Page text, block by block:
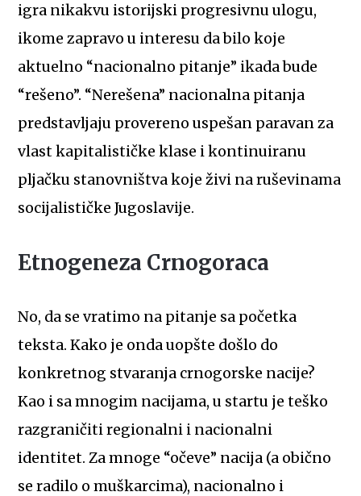
igra nikakvu istorijski progresivnu ulogu,
ikome zapravo u interesu da bilo koje
aktuelno “nacionalno pitanje” ikada bude
“rešeno”. “Nerešena” nacionalna pitanja
predstavljaju provereno uspešan paravan za
vlast kapitalističke klase i kontinuiranu
pljačku stanovništva koje živi na ruševinama
socijalističke Jugoslavije.
Etnogeneza Crnogoraca
No, da se vratimo na pitanje sa početka
teksta. Kako je onda uopšte došlo do
konkretnog stvaranja crnogorske nacije?
Kao i sa mnogim nacijama, u startu je teško
razgraničiti regionalni i nacionalni
identitet. Za mnoge “očeve” nacija (a obično
se radilo o muškarcima), nacionalno i